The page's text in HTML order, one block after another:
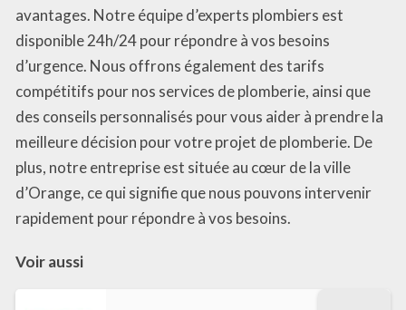
avantages. Notre équipe d’experts plombiers est
disponible 24h/24 pour répondre à vos besoins
d’urgence. Nous offrons également des tarifs
compétitifs pour nos services de plomberie, ainsi que
des conseils personnalisés pour vous aider à prendre la
meilleure décision pour votre projet de plomberie. De
plus, notre entreprise est située au cœur de la ville
d’Orange, ce qui signifie que nous pouvons intervenir
rapidement pour répondre à vos besoins.
Voir aussi